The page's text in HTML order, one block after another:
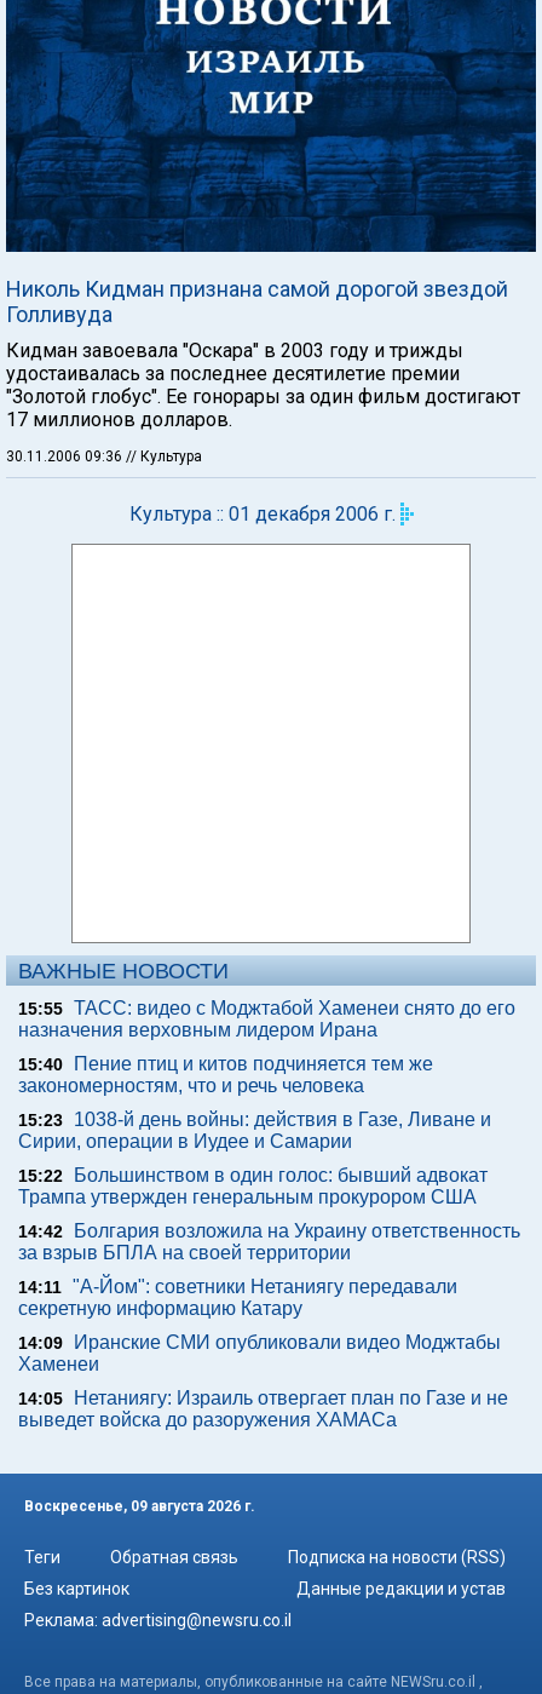
Николь Кидман признана самой дорогой звездой
Голливуда
Кидман завоевала "Оскара" в 2003 году и трижды
удостаивалась за последнее десятилетие премии
"Золотой глобус". Ее гонорары за один фильм достигают
17 миллионов долларов.
30.11.2006 09:36 // Культура
Культура :: 01 декабря 2006 г.
ВАЖНЫЕ НОВОСТИ
15:55 ТАСС: видео с Моджтабой Хаменеи снято до его
назначения верховным лидером Ирана
15:40
Пение птиц и китов подчиняется тем же
закономерностям, что и речь человека
15:23
1038-й день войны: действия в Газе, Ливане и
Сирии, операции в Иудее и Самарии
15:22
Большинством в один голос: бывший адвокат
Трампа утвержден генеральным прокурором США
14:42
Болгария возложила на Украину ответственность
за взрыв БПЛА на своей территории
14:11 "А-Йом": советники Нетаниягу передавали
секретную информацию Катару
14:09
Иранские СМИ опубликовали видео Моджтабы
Хаменеи
14:05
Нетаниягу: Израиль отвергает план по Газе и не
выведет войска до разоружения ХАМАСа
Воскресенье, 09 августа 2026 г.
Теги Обратная связь
Подписка на новости (RSS)
Без картинок
Данные редакции и устав
Реклама: advertising@newsru.co.il
Все права на материалы, опубликованные на сайте NEWSru.co.il ,